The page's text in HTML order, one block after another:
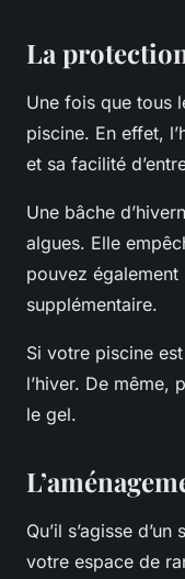
La
Une fois que tous
piscine. En effet,
et sa facilité
Une bâche
algues. Elle
pouvez également
supplémentaire.
Si votre piscine
l’hiver. De même,
le gel.
Qu’il s’agisse d’un
votre espace de